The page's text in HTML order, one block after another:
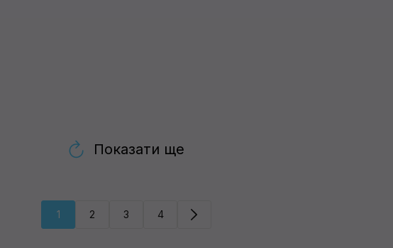
Показати ще
1 2 3 4